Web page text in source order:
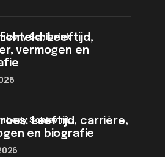
Echteld: Leeftijd,
vermogen en
Schievink
Leeftijd, carrière,
en biografie
Schievink